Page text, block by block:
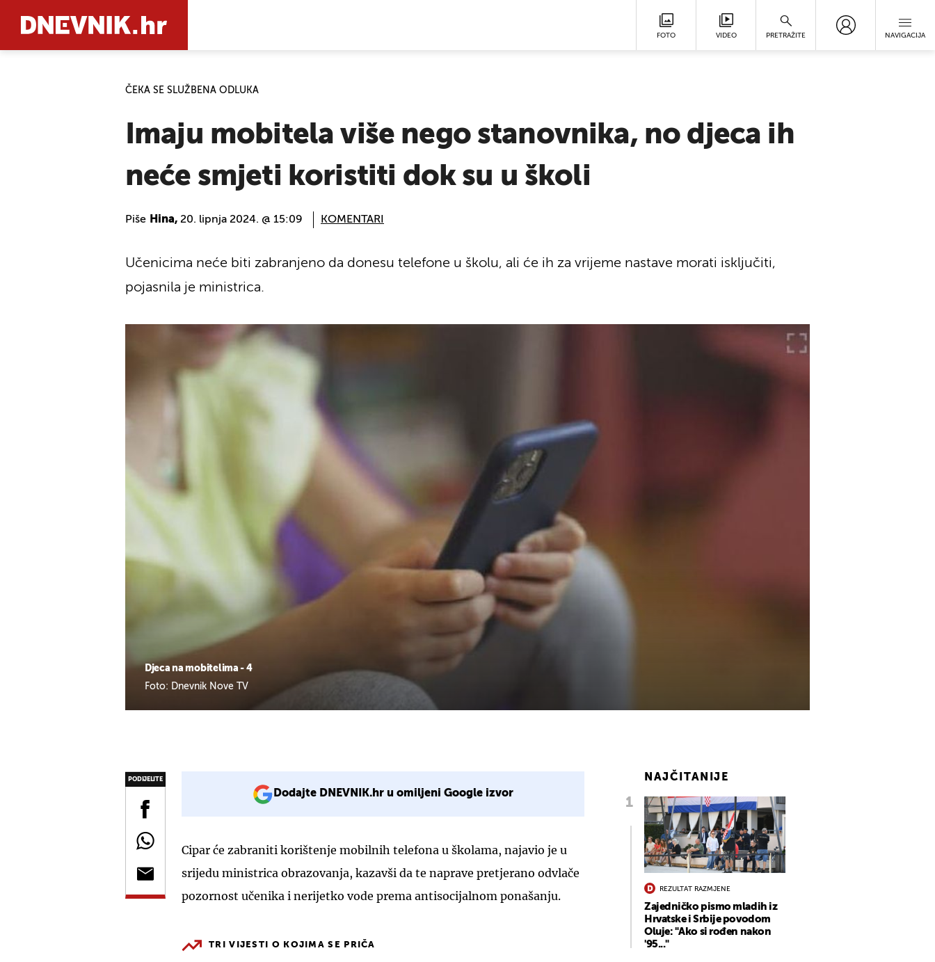
FOTO VIDEO PRETRAŽITE NAVIGACIJA
ČEKA SE SLUŽBENA ODLUKA
Imaju mobitela više nego stanovnika, no djeca ih
neće smjeti koristiti dok su u školi
Piše Hina, 20. lipnja 2024. @ 15:09 KOMENTARI
Djeca na mobitelima - 4
Foto: Dnevnik Nove TV
Učenicima neće biti zabranjeno da donesu telefone u školu, ali će ih za vrijeme nastave morati isključiti,
pojasnila je ministrica.
PODIJELITE
Dodajte DNEVNIK.hr u omiljeni Google izvor
Cipar će zabraniti korištenje mobilnih telefona u školama, najavio je u
srijedu ministrica obrazovanja, kazavši da te naprave pretjerano odvlače
pozornost učenika i nerijetko vode prema antisocijalnom ponašanju.
TRI VIJESTI O KOJIMA SE PRIČA
NAJČITANIJE
REZULTAT RAZMJENE
Zajedničko pismo mladih iz
Hrvatske i Srbije povodom
Oluje: "Ako si rođen nakon
'95..."